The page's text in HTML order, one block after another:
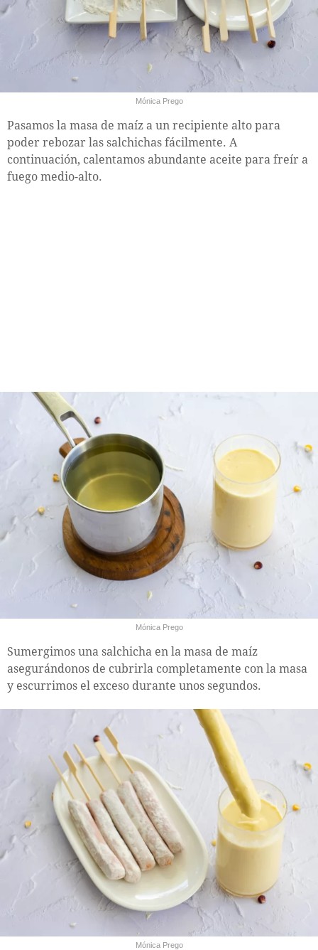
Mónica Prego
Pasamos la masa de maíz a un recipiente alto para
poder rebozar las salchichas fácilmente. A
continuación, calentamos abundante aceite para freír a
fuego medio-alto.
Mónica Prego
Sumergimos una salchicha en la masa de maíz
asegurándonos de cubrirla completamente con la masa
y escurrimos el exceso durante unos segundos.
Mónica Prego